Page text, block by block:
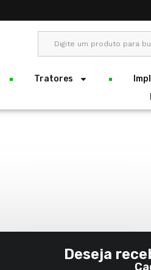
Tratores
Deseja